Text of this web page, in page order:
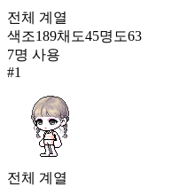
커맨더 포스 이어링
4,285
8
체인드롭 이어링
[BTS] 블랙 샹들리에
10
전체 계열
색조189채도45명도63
7명 사용
#1
전체 계열